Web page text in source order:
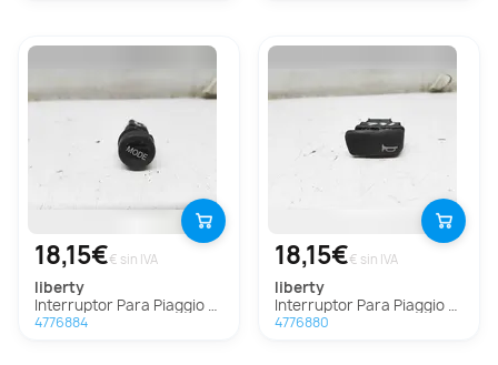
18,15€€ sin IVA
liberty
Interruptor Para Piaggio (Vespa) Liberty
4776884
18,15€€ sin IVA
liberty
Interruptor Para Piaggio (Vespa) Liberty
4776880